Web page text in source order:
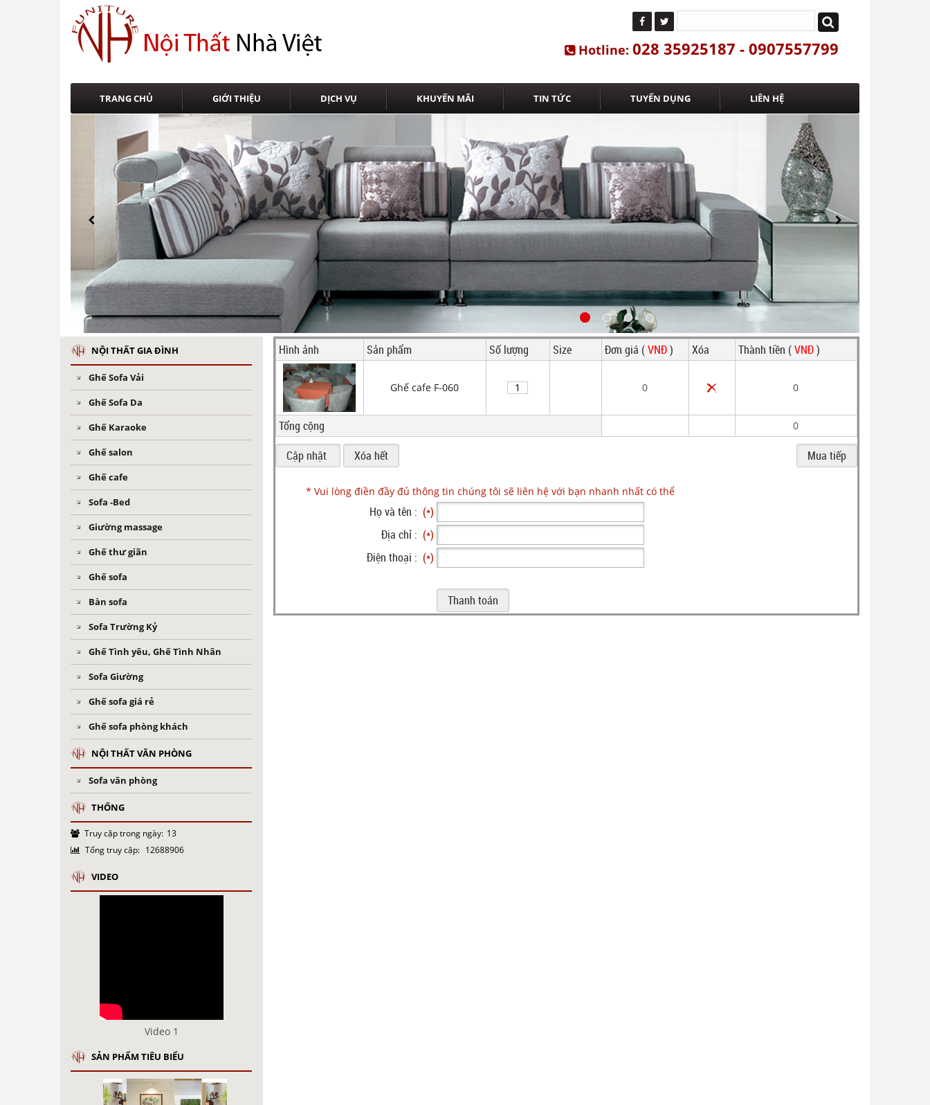
Hotline: 028 35925187 - 0907557799
TRANG CHỦ GIỚI THIỆU DỊCH VỤ KHUYẾN MÃI TIN TỨC TUYỂN DỤNG LIÊN HỆ
NỘI THẤT GIA ĐÌNH
Ghế Sofa Vải
Ghế Sofa Da
Ghế Karaoke
Ghế salon
Ghế cafe
Sofa -Bed
Giường massage
Ghế thư giãn
Ghế sofa
Bàn sofa
Sofa Trường Kỷ
Ghế Tình yêu, Ghế Tình Nhân
Sofa Giường
Ghế sofa giá rẻ
Ghế sofa phòng khách
NỘI THẤT VĂN PHÒNG
Sofa văn phòng
THỐNG
Truy cập trong ngày: 13
Tổng truy cập: 12688906
VIDEO
Video 1
SẢN PHẨM TIÊU BIỂU
Hình ảnh Sản phẩm Số lượng Size Đơn giá (VNĐ) Xóa Thành tiền (VNĐ)
Ghế cafe F-060 0 0
Tổng cộng 0
* Vui lòng điền đầy đủ thông tin chúng tôi sẽ liên hệ với bạn nhanh nhất có thể
Họ và tên : (*)
Địa chỉ : (*)
Điện thoại : (*)